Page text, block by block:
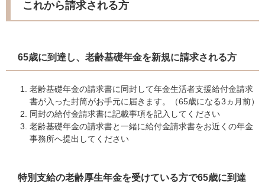
これから請求される方
65歳に到達し、老齢基礎年金を新規に請求される方
老齢基礎年金の請求書に同封して年金生活者支援給付金請求
書が入った封筒がお手元に届きます。（65歳になる3ヵ月前）
同封の給付金請求書に記載事項を記入してください
老齢基礎年金の請求書と一緒に給付金請求書をお近くの年金
事務所へ提出してください
特別支給の老齢厚生年金を受けている方で65歳に到達